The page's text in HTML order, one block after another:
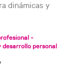
dinámicas y
-
desarrollo personal